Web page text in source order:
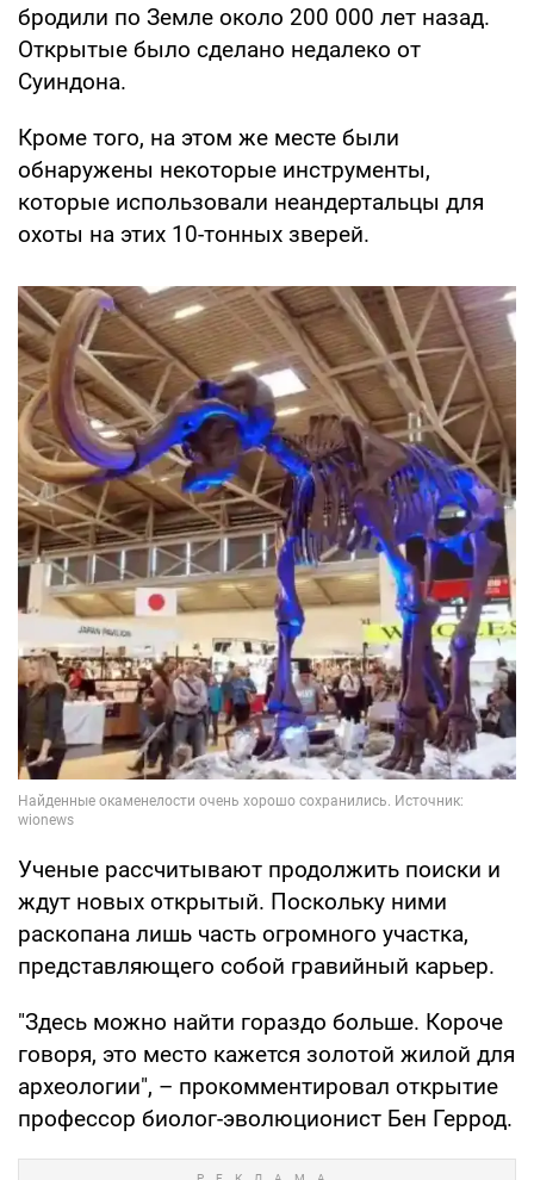
бродили по Земле около 200 000 лет назад.
Открытые было сделано недалеко от
Суиндона.
Кроме того, на этом же месте были
обнаружены некоторые инструменты,
которые использовали неандертальцы для
охоты на этих 10-тонных зверей.
Ученые рассчитывают продолжить поиски и
ждут новых открытый. Поскольку ними
раскопана лишь часть огромного участка,
представляющего собой гравийный карьер.
"Здесь можно найти гораздо больше. Короче
говоря, это место кажется золотой жилой для
археологии", – прокомментировал открытие
профессор биолог-эволюционист Бен Геррод.